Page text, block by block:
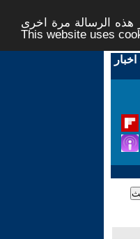
الرسالة مرة اخرى -
This website uses
اخبار